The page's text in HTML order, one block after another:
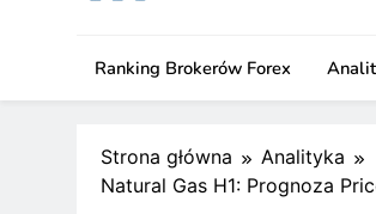
Ranking Brokerów Forex
Strona główna
Analityka
Natural Gas H1: Prognoza